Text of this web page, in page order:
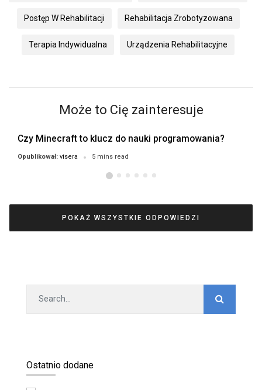
Postęp W Rehabilitacji Rehabilitacja Zrobotyzowana
Terapia Indywidualna Urządzenia Rehabilitacyjne
Może to Cię zainteresuje
Czy Minecraft to klucz do nauki programowania?
Opublikował: visera 5 mins read
POKAŻ WSZYSTKIE ODPOWIEDZI
Ostatnio dodane